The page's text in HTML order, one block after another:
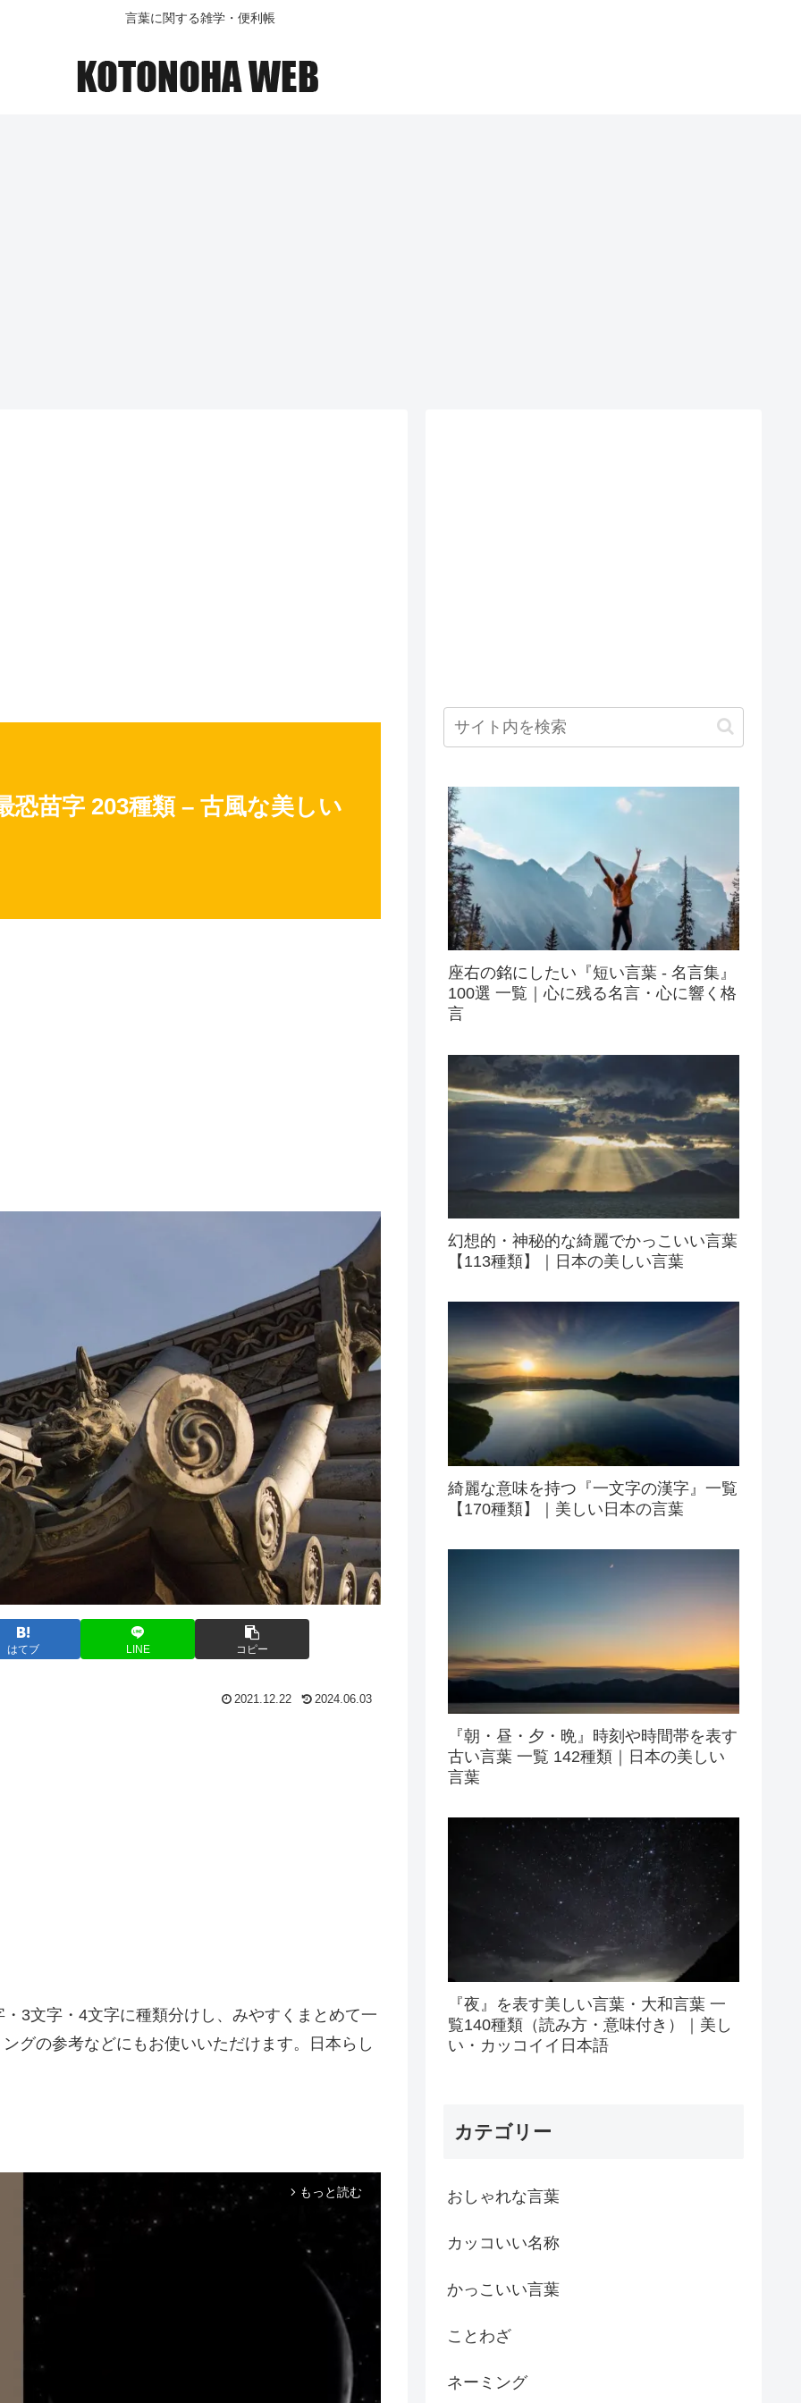
言葉に関する雑学・便利帳
恐苗字 203種類 – 古風な美しい
はてブ LINE コピー
2021.12.22 2024.06.03
3文字・4文字に種類分けし、みやすくまとめて一
グの参考などにもお使いいただけます。日本らし
arrow_forward_ios もっと読む
座右の銘にしたい『短い言葉 - 名言集』
100選 一覧｜心に残る名言・心に響く格
言
幻想的・神秘的な綺麗でかっこいい言葉
【113種類】｜日本の美しい言葉
綺麗な意味を持つ『一文字の漢字』一覧
【170種類】｜美しい日本の言葉
『朝・昼・夕・晩』時刻や時間帯を表す
古い言葉 一覧 142種類｜日本の美しい
言葉
『夜』を表す美しい言葉・大和言葉 一
覧140種類（読み方・意味付き）｜美し
い・カッコイイ日本語
カテゴリー
おしゃれな言葉
カッコいい名称
かっこいい言葉
ことわざ
ネーミング